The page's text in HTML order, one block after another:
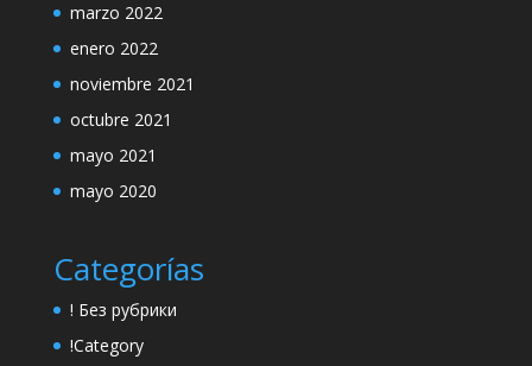
marzo 2022
enero 2022
noviembre 2021
octubre 2021
mayo 2021
mayo 2020
Categorías
! Без рубрики
!Category